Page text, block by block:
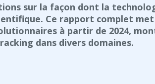
sur la façon dont la
Ce rapport complet
à partir de 2024,
dans divers domaines.